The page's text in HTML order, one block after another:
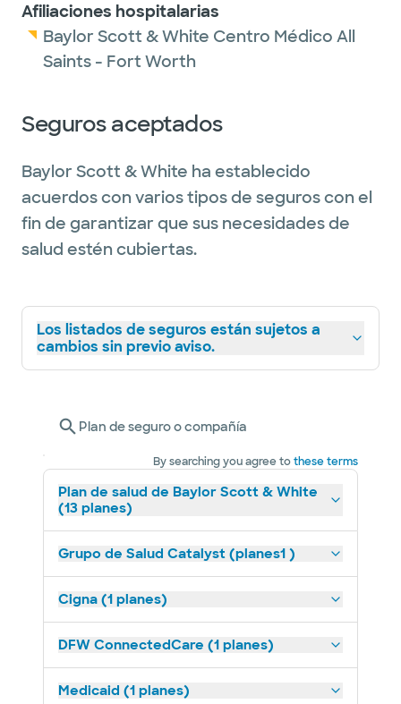
Afiliaciones hospitalarias
Baylor Scott & White Centro Médico All
Saints - Fort Worth
Seguros aceptados
Baylor Scott & White ha establecido
acuerdos con varios tipos de seguros con el
fin de garantizar que sus necesidades de
salud estén cubiertas.
Los listados de seguros están sujetos a
cambios sin previo aviso.
Plan de seguro o compañía
By searching you agree tothese terms
Plan de salud de Baylor Scott & White
(13 planes)
Grupo de Salud Catalyst (planes1 )
Cigna (1 planes)
DFW ConnectedCare (1 planes)
Medicaid (1 planes)